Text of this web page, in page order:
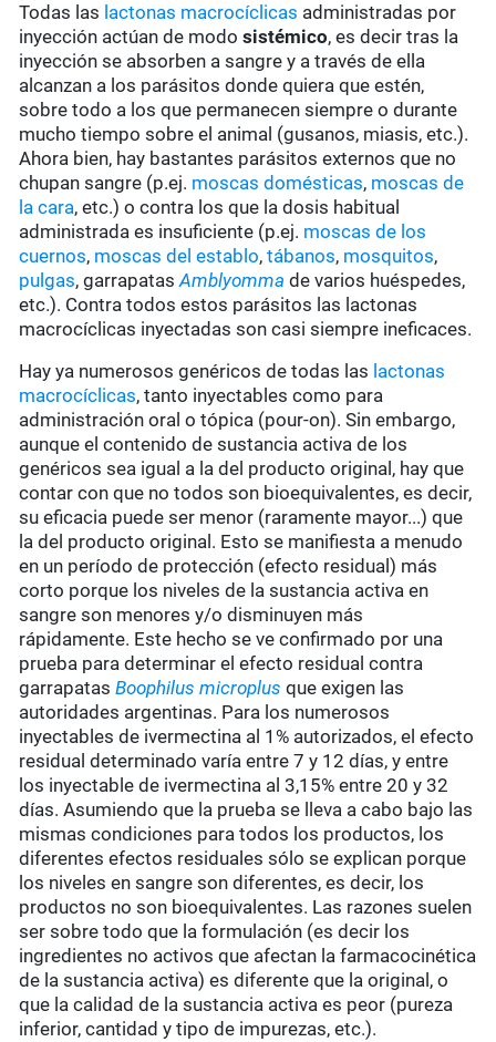
Todas las lactonas macrocíclicas administradas por
inyección actúan de modosistémico, es decir tras la
inyección se absorben a sangre y a través de ella
alcanzan a los parásitos donde quiera que estén,
sobre todo a los que permanecen siempre o durante
mucho tiempo sobre el animal (gusanos, miasis, etc.).
Ahora bien, hay bastantes parásitos externos que no
chupan sangre (p.ej. moscas domésticas, moscas de
la cara, etc.) o contra los que la dosis habitual
administrada es insuficiente (p.ej. moscas de los
cuernos, moscas del establo,tábanos, mosquitos,
pulgas, garrapatasAmblyomma de varios huéspedes,
etc.). Contra todos estos parásitos las lactonas
macrocíclicas inyectadas son casi siempre ineficaces.
Hay ya numerosos genéricos de todas las lactonas
macrocíclicas, tanto inyectables como para
administración oral o tópica (pour-on). Sin embargo,
aunque el contenido de sustancia activa de los
genéricos sea igual a la del producto original, hay que
contar con que no todos son bioequivalentes, es decir,
su eficacia puede ser menor (raramente mayor...) que
la del producto original. Esto se manifiesta a menudo
en un período de protección (efecto residual) más
corto porque los niveles de la sustancia activa en
sangre son menores y/o disminuyen más
rápidamente. Este hecho se ve confirmado por una
prueba para determinar el efecto residual contra
garrapatasBoophilus microplus que exigen las
autoridades argentinas. Para los numerosos
inyectables de ivermectina al 1% autorizados, el efecto
residual determinado varía entre 7 y 12 días, y entre
los inyectable de ivermectina al 3,15% entre 20 y 32
días. Asumiendo que la prueba se lleva a cabo bajo las
mismas condiciones para todos los productos, los
diferentes efectos residuales sólo se explican porque
los niveles en sangre son diferentes, es decir, los
productos no son bioequivalentes. Las razones suelen
ser sobre todo que la formulación (es decir los
ingredientes no activos que afectan la farmacocinética
de la sustancia activa) es diferente que la original, o
que la calidad de la sustancia activa es peor (pureza
inferior, cantidad y tipo de impurezas, etc.).